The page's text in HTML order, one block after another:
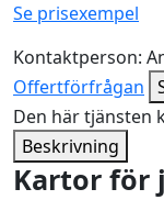
Se prisexempel
Kontaktperson:
Offertförfrågan
Den här tjänsten
Beskrivning
Kartor för